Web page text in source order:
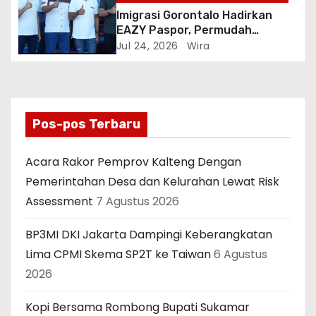
Imigrasi Gorontalo Hadirkan
EAZY Paspor, Permudah
Masyarakat Urus Paspor Tanpa
Jul 24, 2026 Wira
Pos-pos Terbaru
Acara Rakor Pemprov Kalteng Dengan
Pemerintahan Desa dan Kelurahan Lewat Risk
Assessment 7 Agustus 2026
BP3MI DKI Jakarta Dampingi Keberangkatan
Lima CPMI Skema SP2T ke Taiwan6 Agustus
2026
Kopi Bersama Rombong Bupati Sukamar